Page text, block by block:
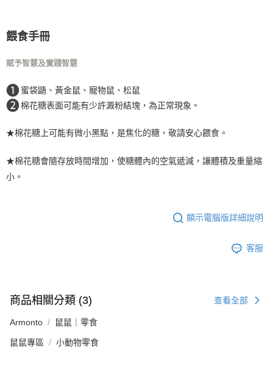
餵食手冊
賦予智慧及實踐智慧
❶ 蜜袋鼯、黃金鼠、寵物鼠、松鼠
❷棉花糖表面可能有少許澱粉結塊，為正常現象。
★棉花糖上可能有微小黑點，是焦化的糖，敬請安心餵食。
★棉花糖會隨存放時間增加，使糖體內的空氣遞減，讓體積及重量縮
小。
顯示電腦版詳細說明
客服
商品相關分類 (3) 查看全部
Armonto 鼠鼠｜零食
鼠鼠專區 小動物零食